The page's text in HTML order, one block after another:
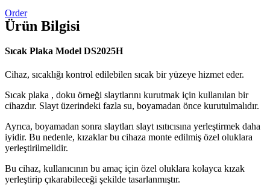
Order
Ürün Bilgisi
Sıcak Plaka Model DS2025H
Cihaz, sıcaklığı kontrol edilebilen sıcak bir yüzeye hizmet eder.
Sıcak plaka , doku örneği slaytlarını kurutmak için kullanılan bir
cihazdır. Slayt üzerindeki fazla su, boyamadan önce kurutulmalıdır.
Ayrıca, boyamadan sonra slaytları slayt ısıtıcısına yerleştirmek daha
iyidir. Bu nedenle, kızaklar bu cihaza monte edilmiş özel oluklara
yerleştirilmelidir.
Bu cihaz, kullanıcının bu amaç için özel oluklara kolayca kızak
yerleştirip çıkarabileceği şekilde tasarlanmıştır.